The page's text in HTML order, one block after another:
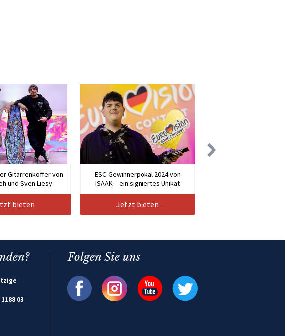
Gitarrenkoffer von
und Sven Liesy
bieten
ESC-Gewinnerpokal 2024 von
ISAAK – ein signiertes Unikat
Jetzt bieten
03
Folgen Sie uns